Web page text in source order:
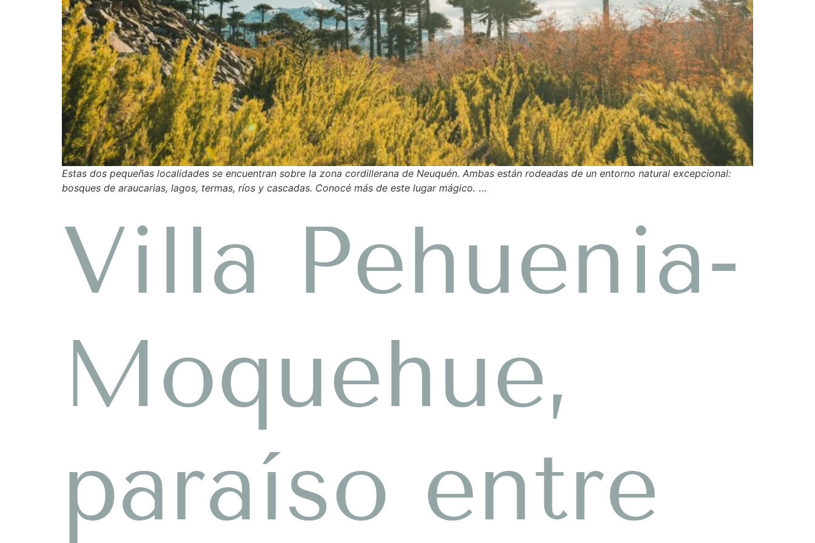
Estas dos pequeñas localidades se encuentran sobre la zona cordillerana de Neuquén. Ambas están rodeadas de un entorno natural excepcional:
bosques de araucarias, lagos, termas, ríos y cascadas. Conocé más de este lugar mágico. …
Villa Pehuenia-
Moquehue,
paraíso entre